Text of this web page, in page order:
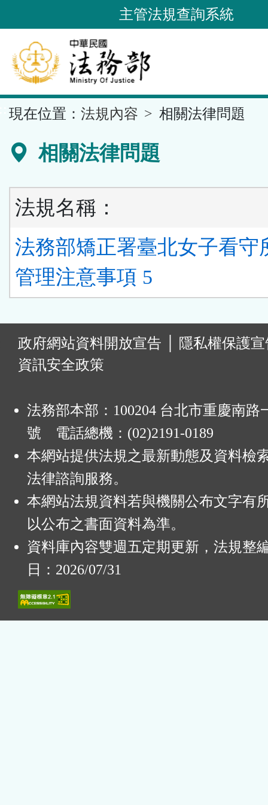
到
要
內
容
區
主管法規查詢系統
現在位置： 法規內容 相關法律問題
相關法律問題
法規名稱：
法務部矯正署臺北女子看守
管理注意事項 5
政府網站資料開放宣告
隱私權保護
資訊安全政策
法務部本部：100204 台北市重慶南路
號 電話總機：(02)2191-0189
本網站提供法規之最新動態及資料檢
法律諮詢服務。
本網站法規資料若與機關公布文字有
以公布之書面資料為準。
資料庫內容雙週五定期更新，法規整
日：2026/07/31